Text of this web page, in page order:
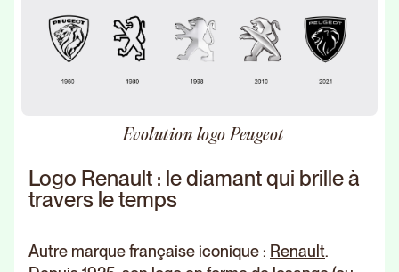
Evolution logo Peugeot
Logo Renault : le diamant qui brille à
travers le temps
Autre marque française iconique : Renault.